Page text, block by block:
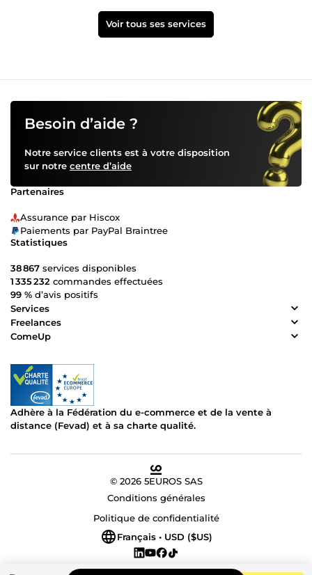
Voir tous ses services
Besoin d’aide ?
Notre service clients est à votre disposition
sur notre centre d’aide
Partenaires
Assurance par Hiscox
Paiements par PayPal Braintree
Statistiques
38 867 services disponibles
1 335 232 commandes effectuées
99 % d’avis positifs
Services
Freelances
ComeUp
Adhère à la Fédération du e-commerce et de la vente à
distance (Fevad) et à sa charte qualité.
© 2026 5EUROS SAS
Conditions générales
Politique de confidentialité
Français • USD ($US)